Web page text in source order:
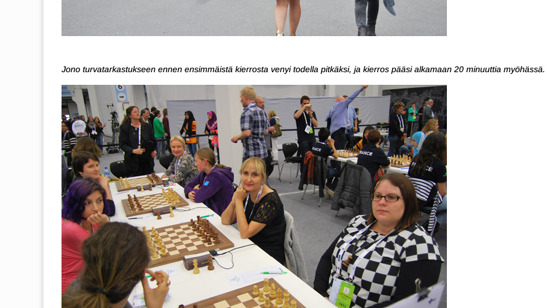
Jono turvatarkastukseen ennen ensimmäistä kierrosta venyi todella pitkäksi, ja kierros pääsi alkamaan 20 minuuttia myöhässä.